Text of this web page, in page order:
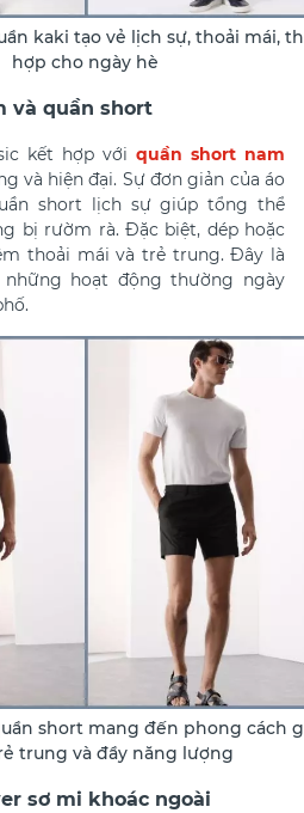
kaki tạo vẻ lịch sự, thoải mái,
hợp cho ngày hè
và quần short
kết hợp với quần short nam
và hiện đại. Sự đơn giản của áo
short lịch sự giúp tổng thể
bị rườm rà. Đặc biệt, dép hoặc
thoải mái và trẻ trung. Đây là
hoạt động thường ngày
short mang đến phong cách
trung và đầy năng lượng
sơ mi khoác ngoài